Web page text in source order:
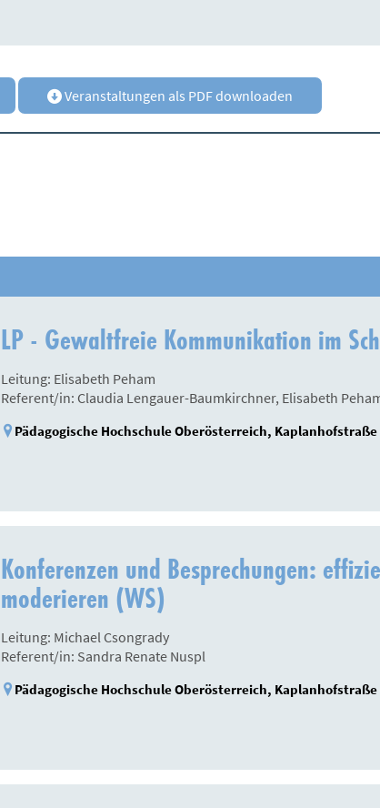
Veranstaltungen als PDF downloaden
LP - Gewaltfreie Kommunikation im
Leitung: Elisabeth Peham
Referent/in: Claudia Lengauer-Baumkirchner, Elisabeth
Pädagogische Hochschule Oberösterreich, Kaplanhofstraße
Konferenzen und Besprechungen:
moderieren (WS)
Leitung: Michael Csongrady
Referent/in: Sandra Renate Nuspl
Pädagogische Hochschule Oberösterreich, Kaplanhofstraße